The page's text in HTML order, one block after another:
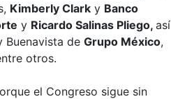
Kimberly Clark y Banco
y Ricardo Salinas Pliego, así
Buenavista de Grupo México,
otros.
el Congreso sigue sin